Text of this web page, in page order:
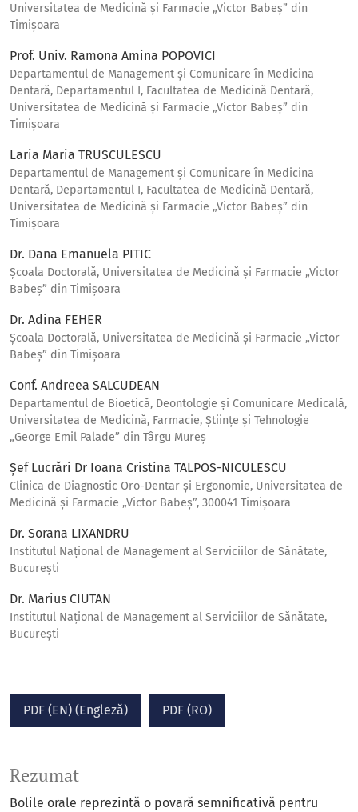
Universitatea de Medicină și Farmacie „Victor Babeș” din
Timișoara
Prof. Univ. Ramona Amina POPOVICI
Departamentul de Management și Comunicare în Medicina
Dentară, Departamentul I, Facultatea de Medicină Dentară,
Universitatea de Medicină și Farmacie „Victor Babeș” din
Timișoara
Laria Maria TRUSCULESCU
Departamentul de Management și Comunicare în Medicina
Dentară, Departamentul I, Facultatea de Medicină Dentară,
Universitatea de Medicină și Farmacie „Victor Babeș” din
Timișoara
Dr. Dana Emanuela PITIC
Școala Doctorală, Universitatea de Medicină și Farmacie „Victor
Babeș” din Timișoara
Dr. Adina FEHER
Școala Doctorală, Universitatea de Medicină și Farmacie „Victor
Babeș” din Timișoara
Conf. Andreea SALCUDEAN
Departamentul de Bioetică, Deontologie și Comunicare Medicală,
Universitatea de Medicină, Farmacie, Științe și Tehnologie
„George Emil Palade” din Târgu Mureș
Șef Lucrări Dr Ioana Cristina TALPOS-NICULESCU
Clinica de Diagnostic Oro-Dentar și Ergonomie, Universitatea de
Medicină și Farmacie „Victor Babeș”, 300041 Timișoara
Dr. Sorana LIXANDRU
Institutul Național de Management al Serviciilor de Sănătate,
București
Dr. Marius CIUTAN
Institutul Național de Management al Serviciilor de Sănătate,
București
PDF (EN) (Engleză) PDF (RO)
Rezumat
Bolile orale reprezintă o povară semnificativă pentru